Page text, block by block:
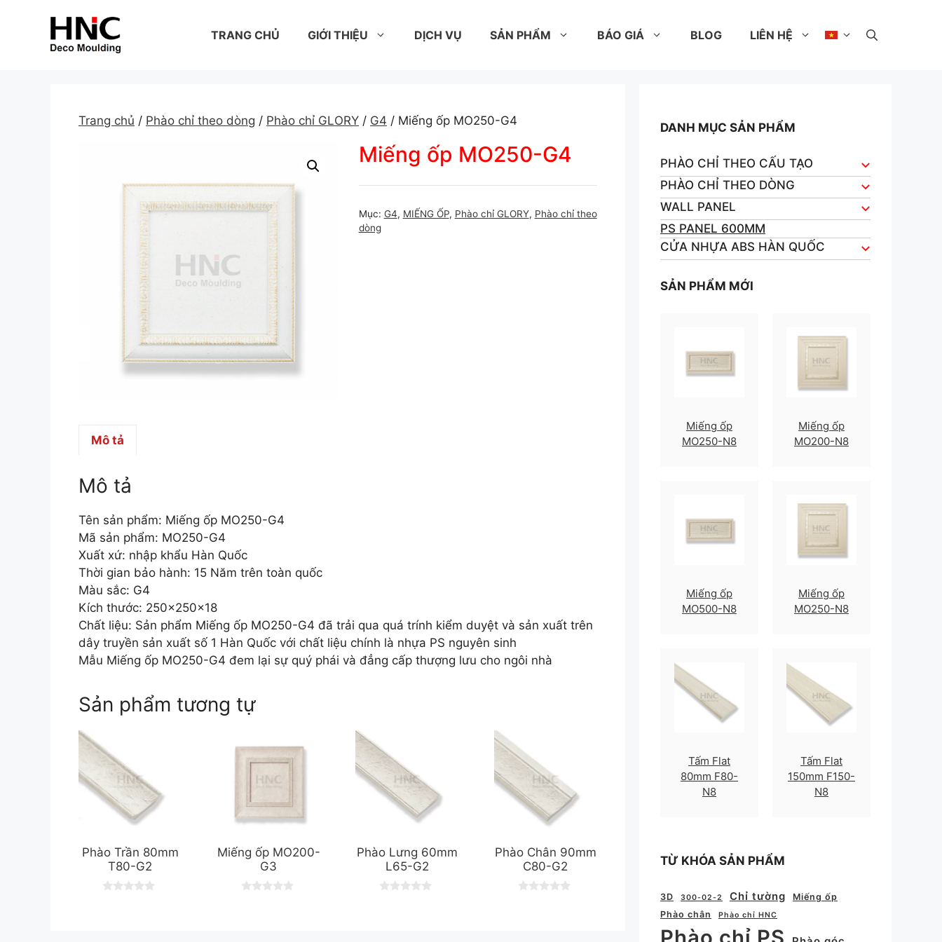
TRANG CHỦ GIỚI THIỆU DỊCH VỤ SẢN PHẨM BÁO GIÁ BLOG LIÊN HỆ
Trang chủ / Phào chỉ theo dòng / Phào chỉ GLORY / G4 / Miếng ốp MO250-G4
Miếng ốp MO250-G4
Mục: G4, MIẾNG ỐP, Phào chỉ GLORY, Phào chỉ theo
dòng
Mô tả
Mô tả
Tên sản phẩm: Miếng ốp MO250-G4
Mã sản phẩm: MO250-G4
Xuất xứ: nhập khẩu Hàn Quốc
Thời gian bảo hành: 15 Năm trên toàn quốc
Màu sắc: G4
Kích thước: 250x250x18
Chất liệu: Sản phẩm Miếng ốp MO250-G4 đã trải qua quá trính kiểm duyệt và sản xuất trên
dây truyền sản xuất số 1 Hàn Quốc với chất liệu chính là nhựa PS nguyên sinh
Mẫu Miếng ốp MO250-G4 đem lại sự quý phái và đẳng cấp thượng lưu cho ngôi nhà
Sản phẩm tương tự
Phào Trần 80mm
T80-G2
Miếng ốp MO200-
G3
Phào Lưng 60mm
L65-G2
Phào Chân 90mm
C80-G2
DANH MỤC SẢN PHẨM
PHÀO CHỈ THEO CẤU TẠO
PHÀO CHỈ THEO DÒNG
WALL PANEL
PS PANEL 600MM
CỬA NHỰA ABS HÀN QUỐC
SẢN PHẨM MỚI
Miếng ốp
MO250-N8
Miếng ốp
MO200-N8
Miếng ốp
MO500-N8
Miếng ốp
MO250-N8
Tấm Flat
80mm F80-
N8
Tấm Flat
150mm F150-
N8
TỪ KHÓA SẢN PHẨM
3D 300-02-2 Chỉ tường
Miếng ốp
Phào chân
Phào chỉ HNC